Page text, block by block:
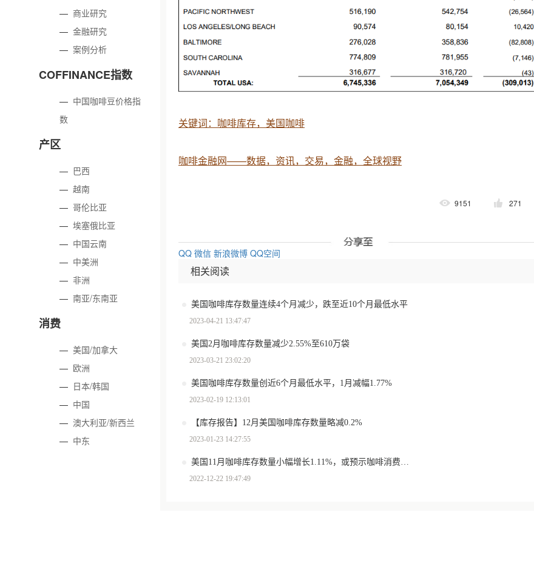
— 商业研究
—金融研究
—案例分析
COFFINANCE指数
— 中国咖啡豆价格指
数
产区
— 巴西
—越南
—哥伦比亚
—埃塞俄比亚
— 中国云南
— 中美洲
—非洲
—南亚/东南亚
消费
—美国/加拿大
— 欧洲
— 日本/韩国
— 中国
— 澳大利亚/新西兰
— 中东
关键词：咖啡库存，美国咖啡
咖啡金融网——数据，资讯，交易，金融，全球视野
9151 271
QQ 微信 新浪微博 QQ空间
相关阅读
美国咖啡库存数量连续4个月减少，跌至近10个月最低水平
2023-04-21 13:47:47
美国2月咖啡库存数量减少2.55%至610万袋
2023-03-21 23:02:20
美国咖啡库存数量创近6个月最低水平，1月减幅1.77%
2023-02-19 12:13:01
【库存报告】12月美国咖啡库存数量略减0.2%
2023-01-23 14:27:55
2022-12-22 19:47:49